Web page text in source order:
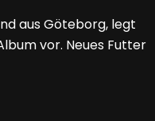
aus Göteborg, legt
vor. Neues Futter